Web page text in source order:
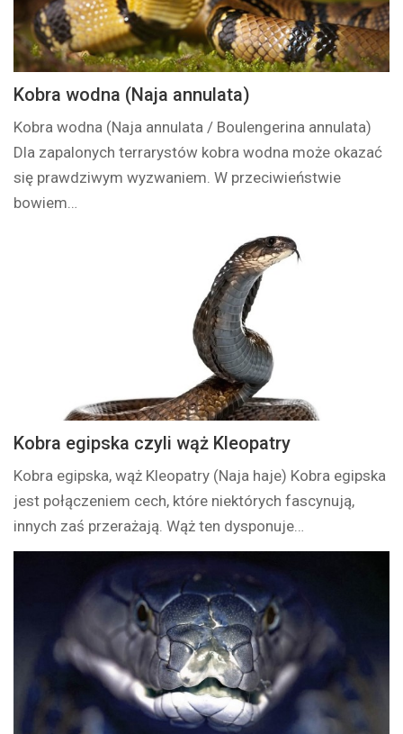
Kobra wodna (Naja annulata)
Kobra wodna (Naja annulata / Boulengerina annulata)
Dla zapalonych terrarystów kobra wodna może okazać
się prawdziwym wyzwaniem. W przeciwieństwie
bowiem…
Kobra egipska czyli wąż Kleopatry
Kobra egipska, wąż Kleopatry (Naja haje) Kobra egipska
jest połączeniem cech, które niektórych fascynują,
innych zaś przerażają. Wąż ten dysponuje…